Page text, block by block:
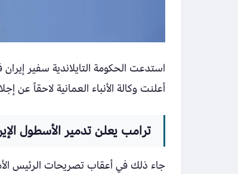
استدعت الحكومة التايلاندية سفير
أعلنت وكالة الأنباء العمانية لاحقاً عن إجلاء 20 شخصاً بينهم مصابون من السفينة المستهدفة قرب سواحل
ترامب يعلن تدمير الأسطول
جاء ذلك في أعقاب تصريحات الرئيس